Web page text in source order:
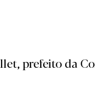
prefeito da